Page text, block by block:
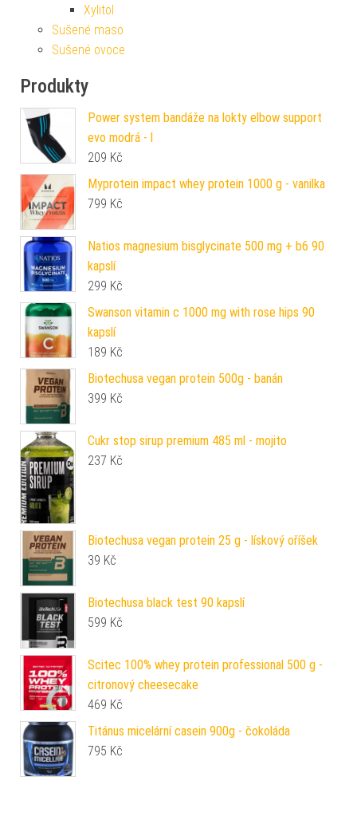
Xylitol
Sušené maso
Sušené ovoce
Produkty
Power system bandáže na lokty elbow support
evo modrá - l
209 Kč
Myprotein impact whey protein 1000 g - vanilka
799 Kč
Natios magnesium bisglycinate 500 mg + b6 90
kapslí
299 Kč
Swanson vitamin c 1000 mg with rose hips 90
kapslí
189 Kč
Biotechusa vegan protein 500g - banán
399 Kč
Cukr stop sirup premium 485 ml - mojito
237 Kč
Biotechusa vegan protein 25 g - lískový oříšek
39 Kč
Biotechusa black test 90 kapslí
599 Kč
Scitec 100% whey protein professional 500 g -
citronový cheesecake
469 Kč
Titánus micelární casein 900g - čokoláda
795 Kč